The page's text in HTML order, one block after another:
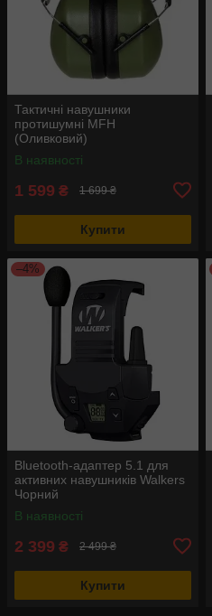
Тактичні навушники
протишумні MFH
(Оливковий)
В наявності
1 599 ₴ 1 699 ₴
Купити
–4%
Bluetooth-адаптер 5.1 для
активних навушників Walkers
Чорний
В наявності
2 399 ₴ 2 499 ₴
Купити